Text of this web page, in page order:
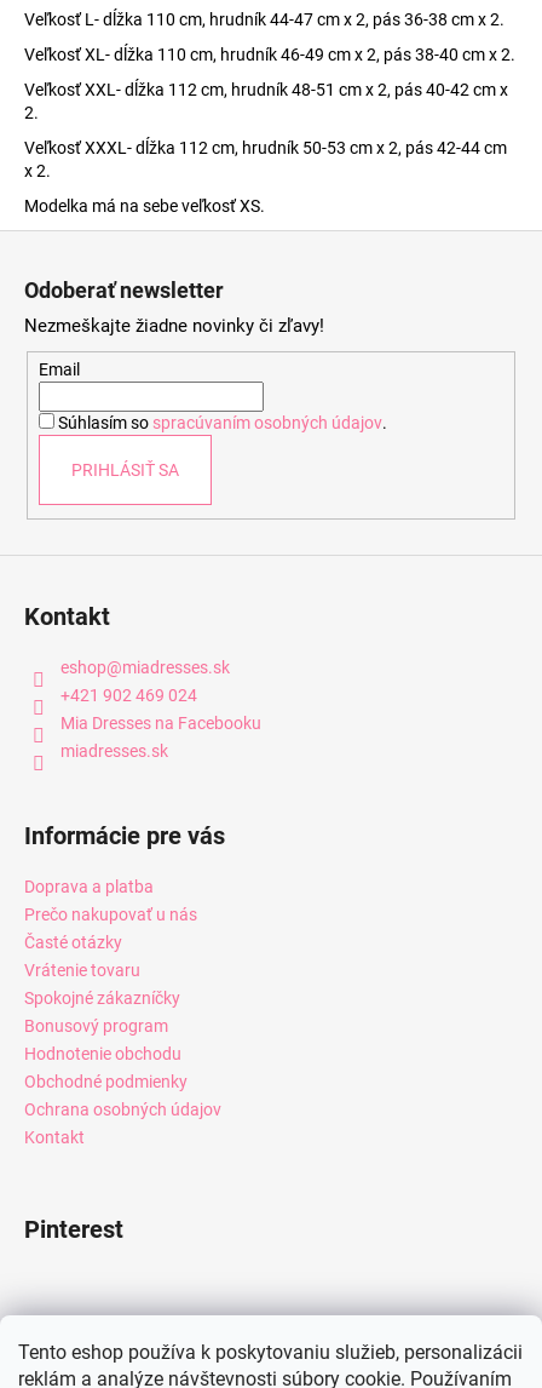
Tento eshop používa k poskytovaniu služieb, personalizácii
reklám a analýze návštevnosti súbory cookie. Používaním
Veľkosť L- dĺžka 110 cm, hrudník 44-47 cm x 2, pás 36-38 cm x 2.
Veľkosť XL- dĺžka 110 cm, hrudník 46-49 cm x 2, pás 38-40 cm x 2.
Veľkosť XXL- dĺžka 112 cm, hrudník 48-51 cm x 2, pás 40-42 cm x
2.
Veľkosť XXXL- dĺžka 112 cm, hrudník 50-53 cm x 2, pás 42-44 cm
x 2.
Modelka má na sebe veľkosť XS.
Odoberať newsletter
Nezmeškajte žiadne novinky či zľavy!
Email
Súhlasím so spracúvaním osobných údajov.
PRIHLÁSIŤ SA
Kontakt
eshop@miadresses.sk
+421 902 469 024
Mia Dresses na Facebooku
miadresses.sk
Informácie pre vás
Doprava a platba
Prečo nakupovať u nás
Časté otázky
Vrátenie tovaru
Spokojné zákazníčky
Bonusový program
Hodnotenie obchodu
Obchodné podmienky
Ochrana osobných údajov
Kontakt
Pinterest